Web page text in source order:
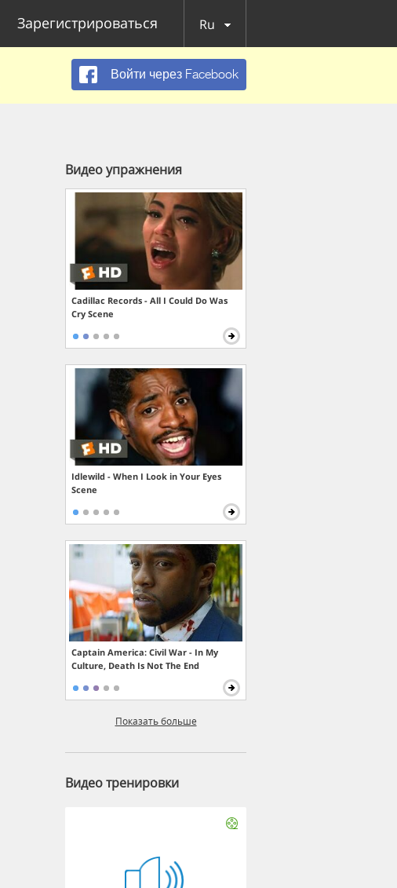
Зарегистрироваться Ru
Войти через Facebook
Видео упражнения
Cadillac Records - All I Could Do Was
Cry Scene
Idlewild - When I Look in Your Eyes
Scene
Captain America: Civil War - In My
Culture, Death Is Not The End
Показать больше
Видео тренировки